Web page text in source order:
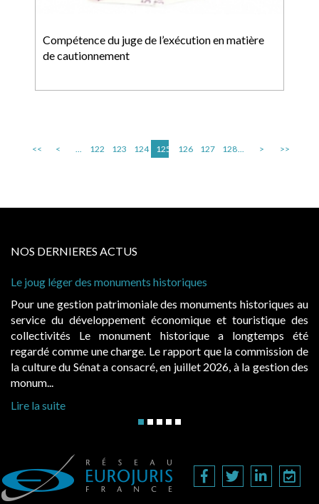
Compétence du juge de l’exécution en matière
de cautionnement
<< < ... 122 123 124 125 126 127 128... > >>
NOS DERNIERES ACTUS
historiques
des monuments historiques au
économique et touristique des
historique a longtemps été
charge. Le rapport que la commission de
a consacré, en juillet 2026, à la gestion des
Evocatrices des
également un beau
public, elles
d’occupation.